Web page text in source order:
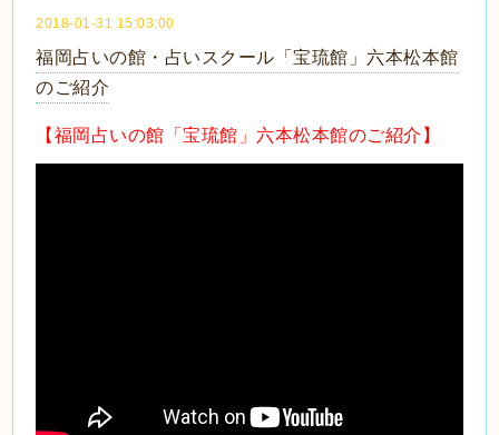
2018-01-31 15:03:00
福岡占いの館・占いスクール「宝琉館」六本松本館
のご紹介
【福岡占いの館「宝琉館」六本松本館のご紹介】